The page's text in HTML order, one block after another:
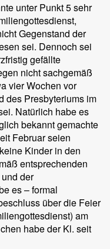
unter Punkt 5 sehr
Gegenstand der
sei. Dennoch sei
gefällte
nicht sachgemäß
vier Wochen vor
des Presbyteriums im
Natürlich habe es
bekannt gemachte
Februar seien
Kinder in den
entsprechenden
der
es – formal
über die Feier
am
habe der Kl. seit